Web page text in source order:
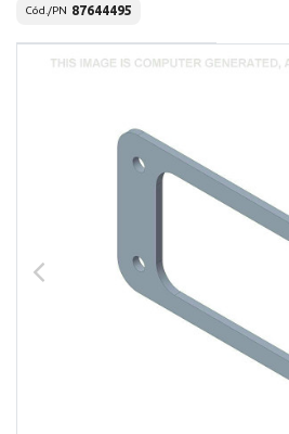
Cód./PN 87644495